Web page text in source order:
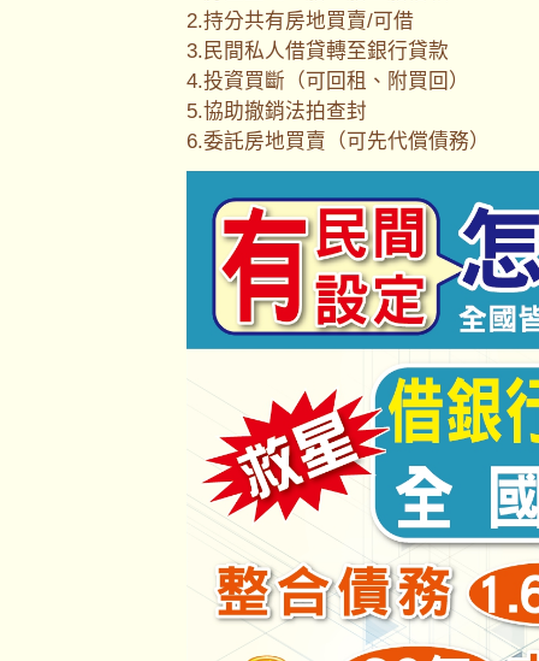
2.持分共有房地買賣/可借
3.民間私人借貸轉至銀行貸款
4.投資買斷（可回租、附買回）
5.協助撤銷法拍查封
6.委託房地買賣（可先代償債務）